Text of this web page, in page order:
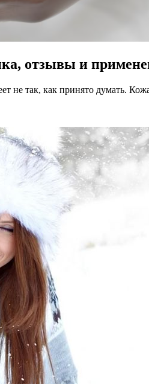
отзывы и
не так, как принято думать.